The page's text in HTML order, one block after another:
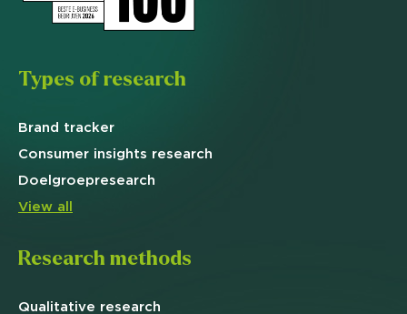
Types of research
Brand tracker
Consumer insights research
Doelgroepresearch
View all
Research methods
Qualitative research